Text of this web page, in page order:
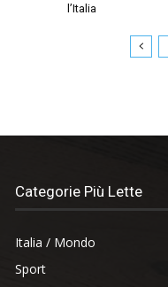
l’Italia
Categorie Più Lette
Italia / Mondo
Sport